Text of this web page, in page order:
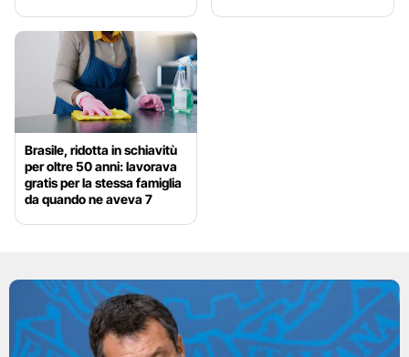
Brasile, ridotta in schiavitù
per oltre 50 anni: lavorava
gratis per la stessa famiglia
da quando ne aveva 7